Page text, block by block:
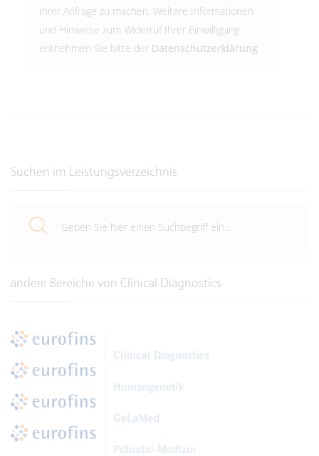
Ihrer Anfrage zu machen. Weitere Informationen
und Hinweise zum Widerruf Ihrer Einwilligung
entnehmen Sie bitte der Datenschutzerklärung.
Suchen im Leistungsverzeichnis
andere Bereiche von Clinical Diagnostics